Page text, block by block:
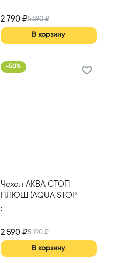
2 790₽5 590₽
В корзину
-50%
Чехол АКВА СТОП
ПЛЮШ (AQUA STOP
PLUSH) 900*2000
:
2 590₽5 190₽
В корзину